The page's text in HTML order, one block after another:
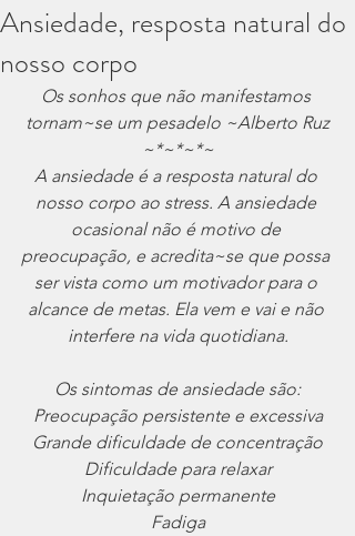
Ansiedade, resposta natural do
nosso corpo
Os sonhos que não manifestamos
tornam~se um pesadelo ~Alberto Ruz
~*~*~*~
A ansiedade é a resposta natural do
nosso corpo ao stress. A ansiedade
ocasional não é motivo de
preocupação, e acredita~se que possa
ser vista como um motivador para o
alcance de metas. Ela vem e vai e não
interfere na vida quotidiana.
Os sintomas de ansiedade são:
Preocupação persistente e excessiva
Grande dificuldade de concentração
Dificuldade para relaxar
Inquietação permanente
Fadiga